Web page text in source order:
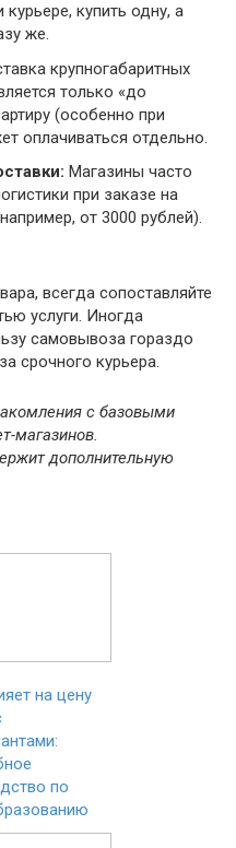
купить одну, а
же.
крупногабаритных
только «до
(особенно при
оплачиваться отдельно.
Магазины часто
при заказе на
от 3000 рублей).
всегда сопоставляйте
услуги. Иногда
самовывоза гораздо
срочного курьера.
с базовыми
магазинов.
дополнительную
на цену
по